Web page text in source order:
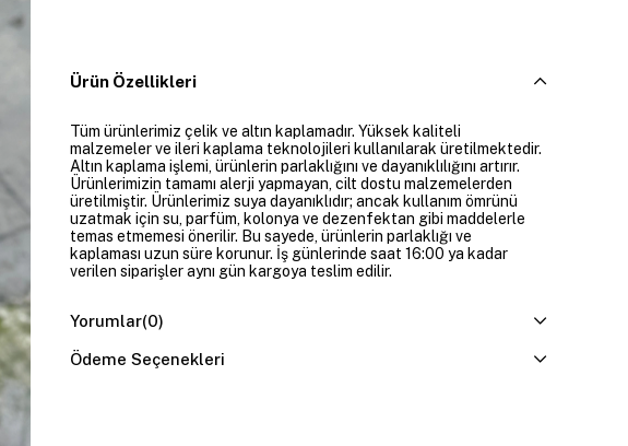
Ürün Özellikleri
Tüm ürünlerimiz çelik ve altın kaplamadır. Yüksek kaliteli
malzemeler ve ileri kaplama teknolojileri kullanılarak üretilmektedir.
Altın kaplama işlemi, ürünlerin parlaklığını ve dayanıklılığını artırır.
Ürünlerimizin tamamı alerji yapmayan, cilt dostu malzemelerden
üretilmiştir. Ürünlerimiz suya dayanıklıdır; ancak kullanım ömrünü
uzatmak için su, parfüm, kolonya ve dezenfektan gibi maddelerle
temas etmemesi önerilir. Bu sayede, ürünlerin parlaklığı ve
kaplaması uzun süre korunur. İş günlerinde saat 16:00 ya kadar
verilen siparişler aynı gün kargoya teslim edilir.
Yorumlar(0)
Ödeme Seçenekleri